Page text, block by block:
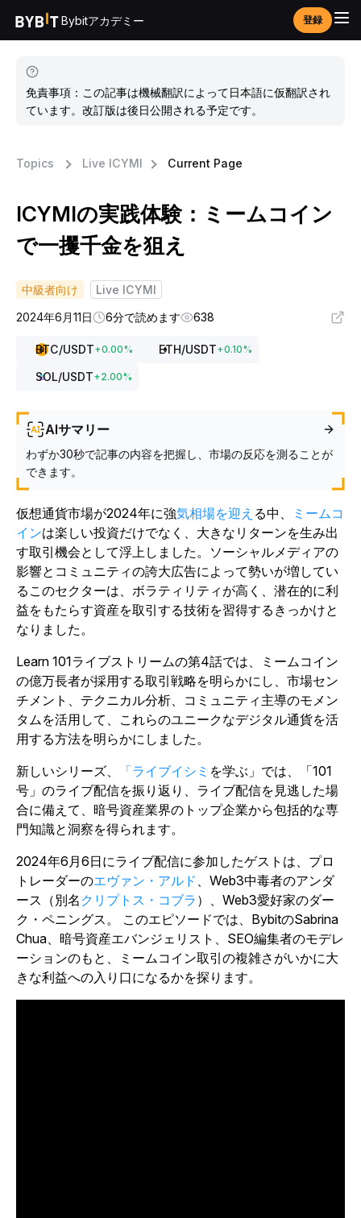
Bybitアカデミー 登録
免責事項：この記事は機械翻訳によって日本語に仮翻訳され
ています。改訂版は後日公開される予定です。
Topics Live ICYMI Current Page
ICYMIの実践体験：ミームコイン
で一攫千金を狙え
中級者向け
Live ICYMI
2024年6月11日
6分で読めます 638
BTC/USDT+0.00% ETH/USDT+0.10%
SOL/USDT+2.00%
AIサマリー
わずか30秒で記事の内容を把握し、市場の反応を測ることが
できます。
仮想通貨市場が2024年に強気相場を迎え る中、
ミームコ
インは楽しい投資だけでなく、大きなリターンを生み出
す取引機会として浮上しました。ソーシャルメディアの
影響とコミュニティの誇大広告によって勢いが増してい
るこのセクターは、ボラティリティが高く、潜在的に利
益をもたらす資産を取引する技術を習得するきっかけと
なりました。
Learn 101ライブストリームの第4話では、ミームコイン
の億万長者が採用する取引戦略を明らかにし、市場セン
チメント、テクニカル分析、コミュニティ主導のモメン
タムを活用して、これらのユニークなデジタル通貨を活
用する方法を明らかにしました。
新しいシリーズ、
「ライブイシミ を学ぶ 」では、「101
号」のライブ配信を振り返り、ライブ配信を見逃した場
合に備えて、暗号資産業界のトップ企業から包括的な専
門知識と洞察を得られます。
2024年6月6日にライブ配信に参加したゲストは、 プロ
トレーダーのエヴァン・アルド 、Web3中毒者のアンダ
ース（別名 クリプトス・コブラ ）、Web3愛好家のダー
ク・ペニングス。
このエピソードでは、BybitのSabrina
Chua、暗号資産エバンジェリスト、SEO編集者のモデレ
ーションのもと、ミームコイン取引の複雑さがいかに大
きな利益への入り口になるかを探ります。